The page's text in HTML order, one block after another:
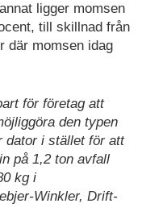
ligger momsen
till skillnad från
där momsen idag
för företag att
den typen
dator i stället för att
på 1,2 ton avfall
kg i
Winkler, Drift-